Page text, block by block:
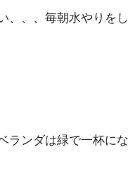
、、、毎朝水やりを
ランダは緑で一杯に